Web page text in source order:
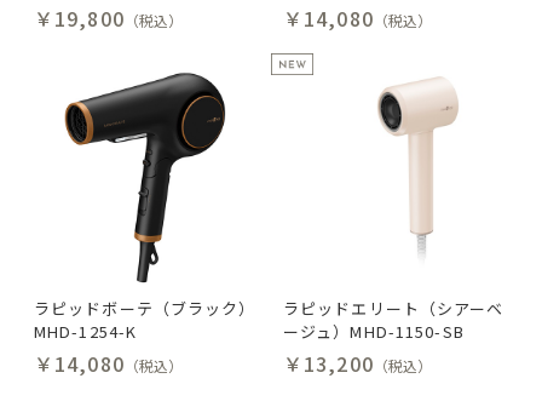
￥19,800 （税込） ￥14,080 （税込）
ラピッドボーテ（ブラック）
MHD-1254-K
￥14,080 （税込）
ラピッドエリート（シアーベ
ージュ）MHD-1150-SB
￥13,200 （税込）